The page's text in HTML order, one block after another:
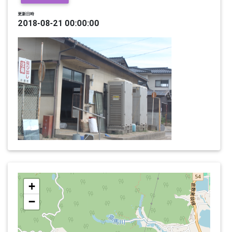
更新日時
2018-08-21 00:00:00
+
−